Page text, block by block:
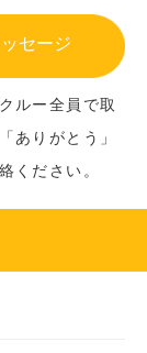
セージ
ルー全員で取
ありがとう」
ください。